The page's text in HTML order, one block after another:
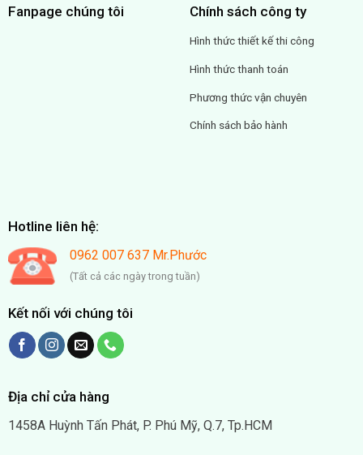
Fanpage chúng tôi Chính sách công ty
Hình thức thiết kế thi công
Hình thức thanh toán
Phương thức vận chuyên
Chính sách bảo hành
Hotline liên hệ:
0962 007 637 Mr.Phước
(Tất cả các ngày trong tuần)
Kết nối với chúng tôi
Địa chỉ cửa hàng
1458A Huỳnh Tấn Phát, P. Phú Mỹ, Q.7, Tp.HCM